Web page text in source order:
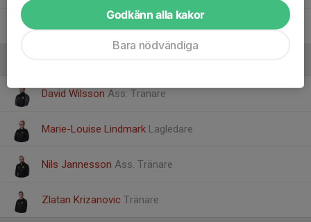
Theodor Högberg, U19
David Wilsson Ass. Tränare
Marie-Louise Lindmark Lagledare
Nils Jannesson Ass. Tränare
Zlatan Krizanovic Tränare
Godkänn alla kakor
Bara nödvändiga